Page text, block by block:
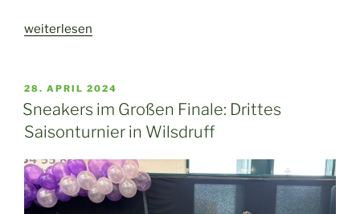
„Saisonabschluss
Sneakers
schaffen
sicheren
weiterlesen
VERÖFFENTLICHT
AM
28. APRIL 2024
Sneakers im Großen Finale: Drittes
Saisonturnier in Wilsdruff